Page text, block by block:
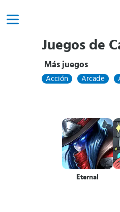
Juegos de
Más juegos
Acción Arcade
Eternal